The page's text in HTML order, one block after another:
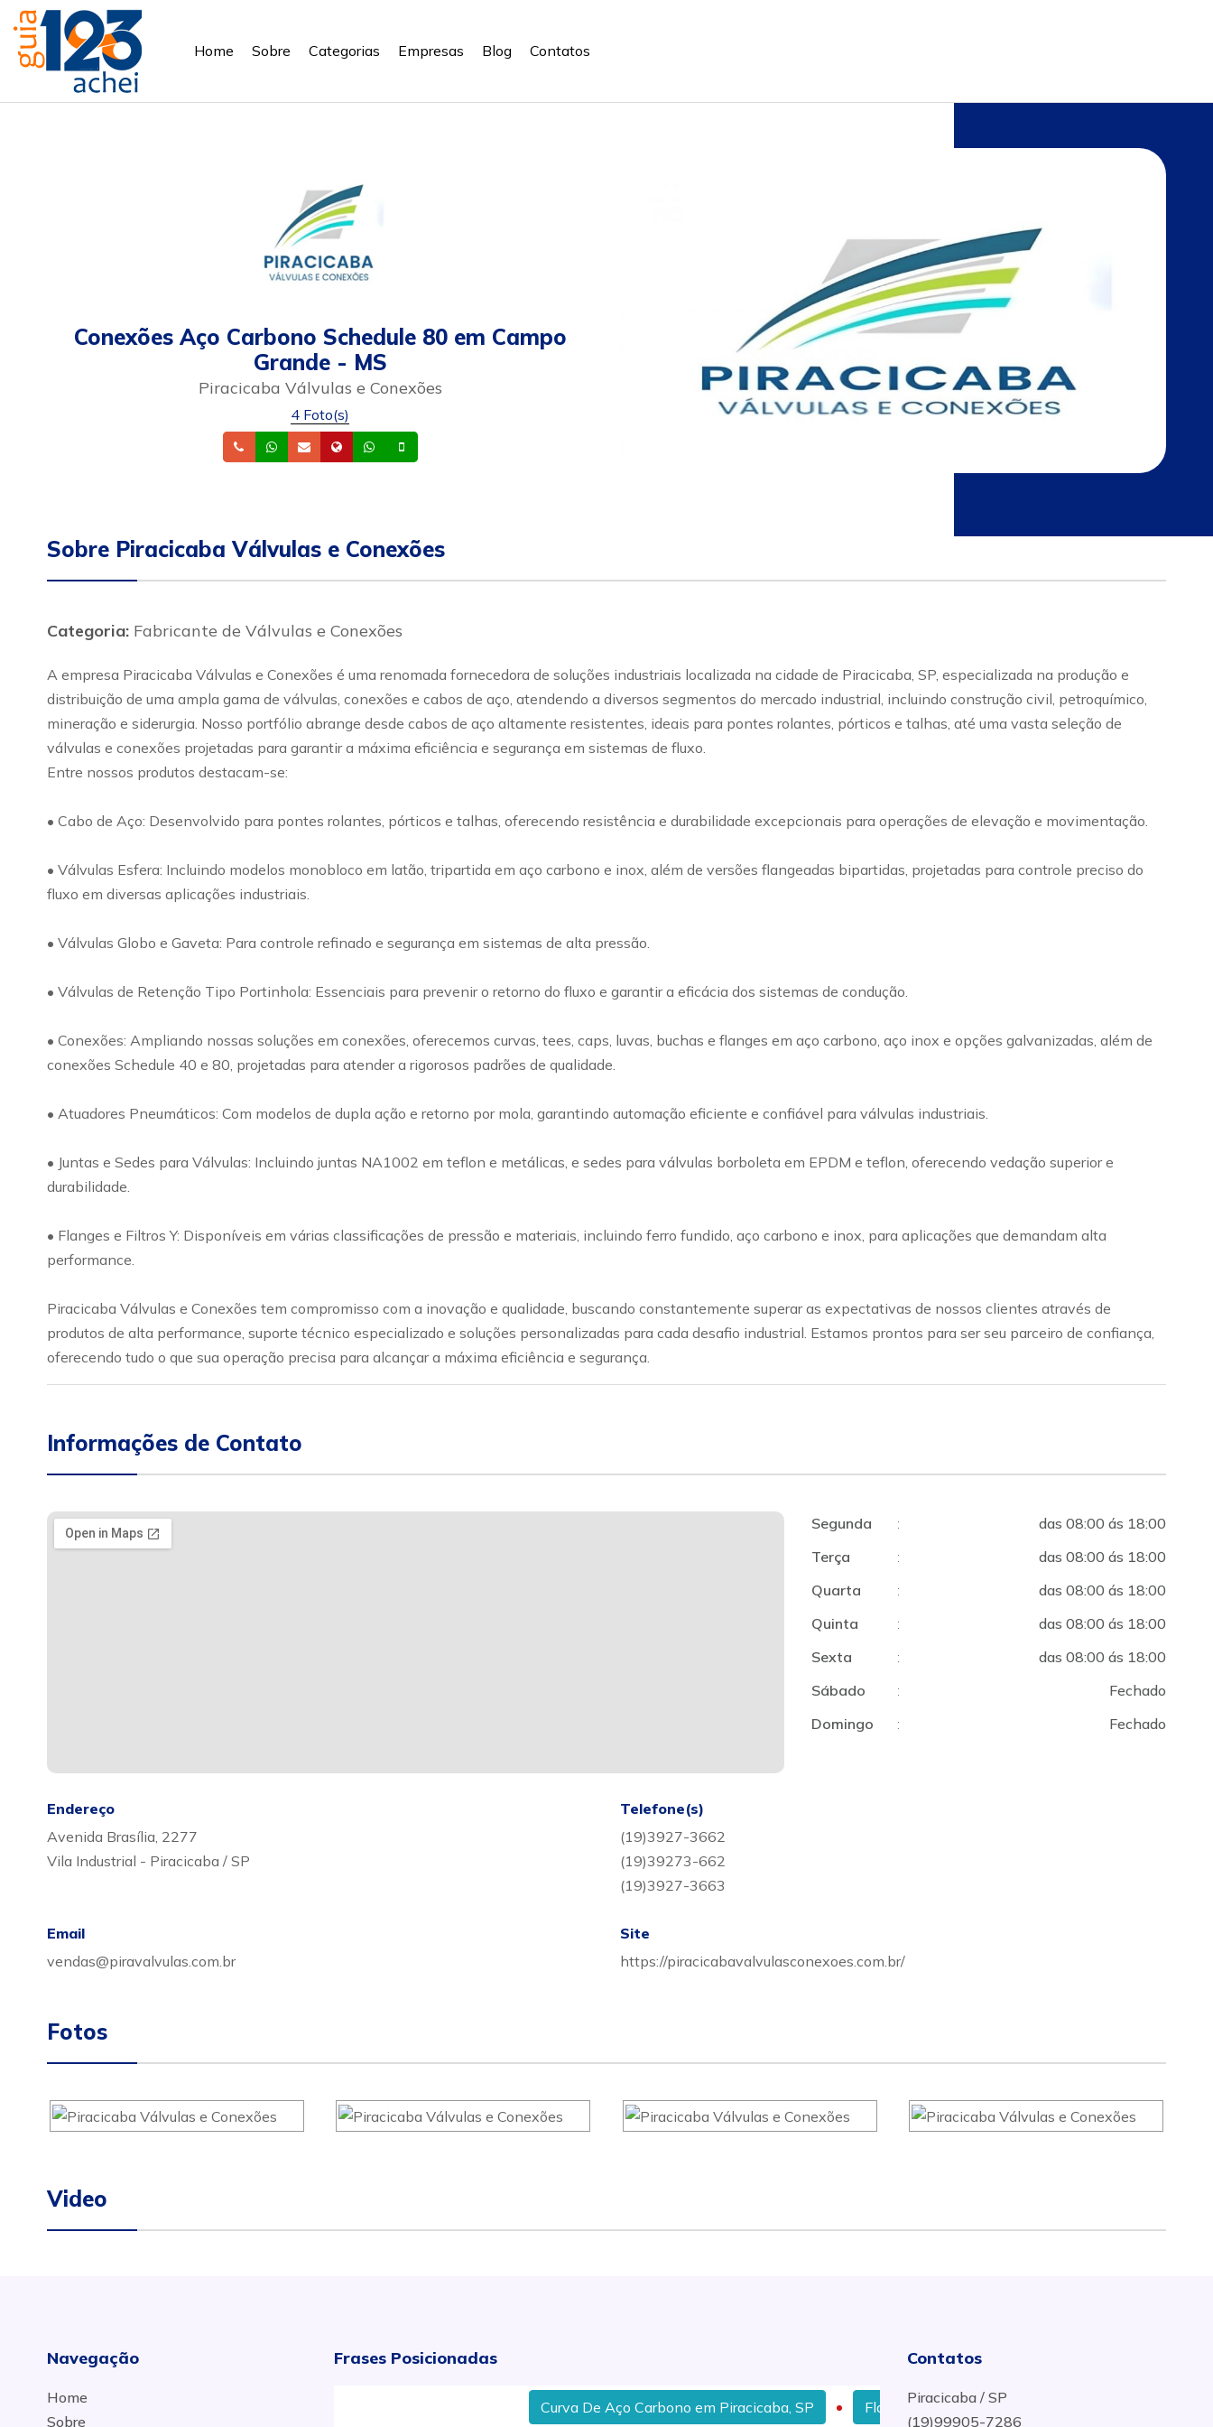
Home Sobre Categorias Empresas Blog Contatos
Conexões Aço Carbono Schedule 80 em Campo
Grande - MS
Piracicaba Válvulas e Conexões
4 Foto(s)
TelefoneWhatsapp
Email Site Whatsapp
Sobre Piracicaba Válvulas e Conexões
Categoria: Fabricante de Válvulas e Conexões
A empresa Piracicaba Válvulas e Conexões é uma renomada fornecedora de soluções industriais localizada na cidade de Piracicaba, SP, especializada na produção e
distribuição de uma ampla gama de válvulas, conexões e cabos de aço, atendendo a diversos segmentos do mercado industrial, incluindo construção civil, petroquímico,
mineração e siderurgia. Nosso portfólio abrange desde cabos de aço altamente resistentes, ideais para pontes rolantes, pórticos e talhas, até uma vasta seleção de
válvulas e conexões projetadas para garantir a máxima eficiência e segurança em sistemas de fluxo.
Entre nossos produtos destacam-se:
• Cabo de Aço: Desenvolvido para pontes rolantes, pórticos e talhas, oferecendo resistência e durabilidade excepcionais para operações de elevação e movimentação.
• Válvulas Esfera: Incluindo modelos monobloco em latão, tripartida em aço carbono e inox, além de versões flangeadas bipartidas, projetadas para controle preciso do
fluxo em diversas aplicações industriais.
• Válvulas Globo e Gaveta: Para controle refinado e segurança em sistemas de alta pressão.
• Válvulas de Retenção Tipo Portinhola: Essenciais para prevenir o retorno do fluxo e garantir a eficácia dos sistemas de condução.
• Conexões: Ampliando nossas soluções em conexões, oferecemos curvas, tees, caps, luvas, buchas e flanges em aço carbono, aço inox e opções galvanizadas, além de
conexões Schedule 40 e 80, projetadas para atender a rigorosos padrões de qualidade.
• Atuadores Pneumáticos: Com modelos de dupla ação e retorno por mola, garantindo automação eficiente e confiável para válvulas industriais.
• Juntas e Sedes para Válvulas: Incluindo juntas NA1002 em teflon e metálicas, e sedes para válvulas borboleta em EPDM e teflon, oferecendo vedação superior e
durabilidade.
• Flanges e Filtros Y: Disponíveis em várias classificações de pressão e materiais, incluindo ferro fundido, aço carbono e inox, para aplicações que demandam alta
performance.
Piracicaba Válvulas e Conexões tem compromisso com a inovação e qualidade, buscando constantemente superar as expectativas de nossos clientes através de
produtos de alta performance, suporte técnico especializado e soluções personalizadas para cada desafio industrial. Estamos prontos para ser seu parceiro de confiança,
oferecendo tudo o que sua operação precisa para alcançar a máxima eficiência e segurança.
Informações de Contato
Segunda :
das 08:00 ás 18:00
Terça
:
das 08:00 ás 18:00
Quarta
:
das 08:00 ás 18:00
Quinta
:
das 08:00 ás 18:00
Sexta
:
das 08:00 ás 18:00
Sábado
:
Fechado
Domingo
: Fechado
Endereço
Avenida Brasília, 2277
Vila Industrial - Piracicaba / SP
Telefone(s)
(19)3927-3662
(19)39273-662
(19)3927-3663
Email
vendas@piravalvulas.com.br
Site
https://piracicabavalvulasconexoes.com.br/
Fotos
Video
Navegação
Home
Sobre
Frases Posicionadas
Curva De Aço Carbono em Piracicaba, SP Flange De Aço Carbono em Itumbiara - GO
Contatos
Piracicaba / SP
(19)99905-7286